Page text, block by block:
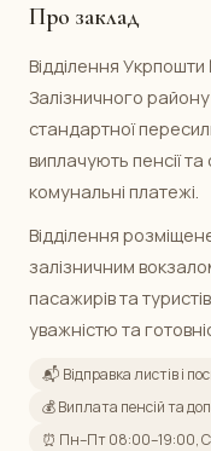
Про заклад
Відділення
Залізничного
стандартної
виплачують пенсії
комунальні платежі.
Відділення
залізничним
пасажирів та
уважністю та
📬 Відправка листів і
💰 Виплата пенсій та
⏰ Пн–Пт 08:00–19:00,